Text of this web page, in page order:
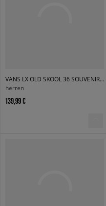
VANS LX OLD SKOOL 36 SOUVENIR FADED BLACK
herren
139,99 €